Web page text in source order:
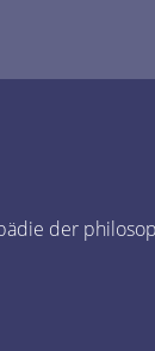
der